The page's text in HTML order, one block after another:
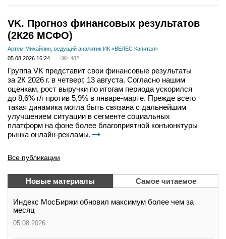
VK. Прогноз финансовых результатов
(2К26 МСФО)
Артем Михайлин, ведущий аналитик ИК «ВЕЛЕС Капитал»
05.08.2026 16:24
482
Группа VK представит свои финансовые результаты
за 2К 2026 г. в четверг, 13 августа. Согласно нашим
оценкам, рост выручки по итогам периода ускорился
до 8,6% г/г против 5,9% в январе-марте. Прежде всего
такая динамика могла быть связана с дальнейшим
улучшением ситуации в сегменте социальных
платформ на фоне более благоприятной конъюнктуры
рынка онлайн-рекламы.
Все публикации
Новые материалы Самое читаемое
Индекс МосБиржи обновил максимум более чем за
месяц
05.08.2026